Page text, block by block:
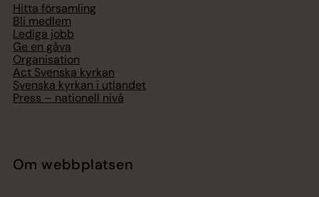
Hitta församling
Bli medlem
Lediga jobb
Ge en gåva
Organisation
Act Svenska kyrkan
Svenska kyrkan i utlandet
Press – nationell nivå
Om webbplatsen